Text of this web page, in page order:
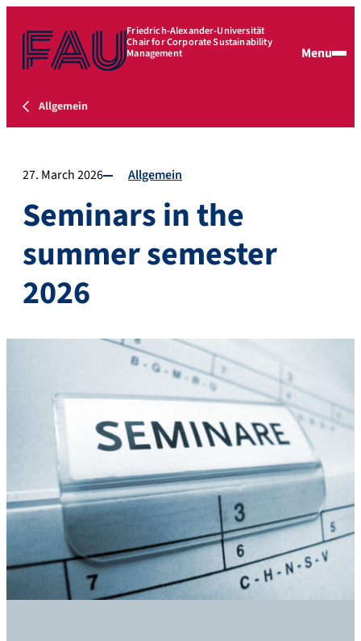
Friedrich-Alexander-Universität
Chair for Corporate Sustainability
Management Menu
Allgemein
27. March 2026 Allgemein
Seminars in the
summer semester
2026